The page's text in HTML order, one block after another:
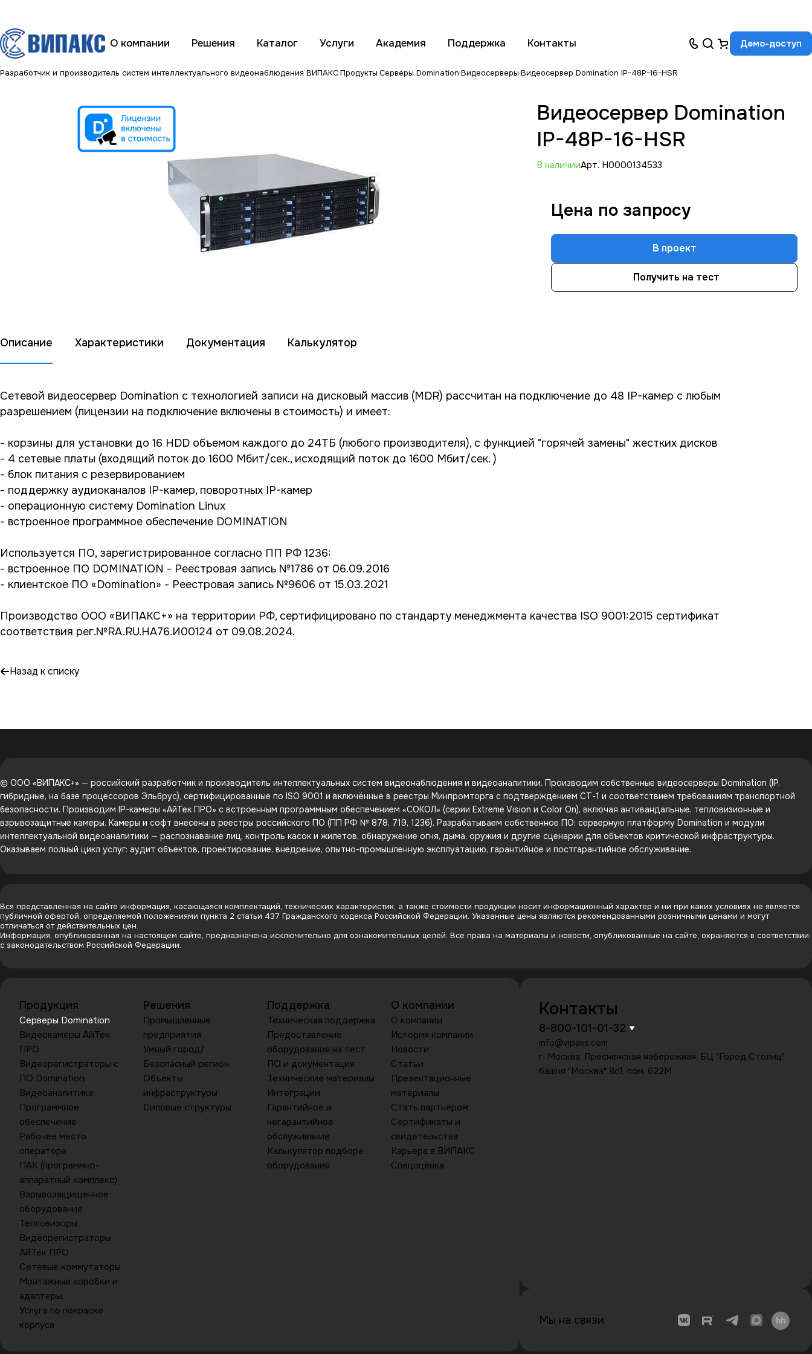
О компании Решения Каталог Услуги Академия Поддержка Контакты Демо-доступ
Разработчик и производитель систем интеллектуального видеонаблюдения ВИПАКСПродукты Серверы Domination Видеосерверы Видеосервер Domination IP-48P-16-HSR
Видеосервер Domination
IP-48P-16-HSR
В наличииАрт. Н0000134533
Цена по запросу
В проект
Получить на тест
Описание Характеристики Документация Калькулятор
Сетевой видеосервер Domination с технологией записи на дисковый массив (MDR) рассчитан на подключение до 48 IP-камер с любым
разрешением (лицензии на подключение включены в стоимость) и имеет:
- корзины для установки до 16 HDD объемом каждого до 24ТБ (любого производителя), с функцией "горячей замены" жестких дисков
- 4 сетевые платы (входящий поток до 1600 Мбит/сек., исходящий поток до 1600 Мбит/сек. )
- блок питания с резервированием
- поддержку аудиоканалов IP-камер, поворотных IP-камер
- операционную систему Domination Linux
- встроенное программное обеспечение DOMINATION
Используется ПО, зарегистрированное согласно ПП РФ 1236:
- встроенное ПО DOMINATION - Реестровая запись №1786 от 06.09.2016
- клиентское ПО «Domination» - Реестровая запись №9606 от 15.03.2021
Производство ООО «ВИПАКС+» на территории РФ, сертифицировано по стандарту менеджмента качества ISO 9001:2015 сертификат
соответствия рег.№RA.RU.HA76.И00124 от 09.08.2024.
Назад к списку
© ООО «ВИПАКС+» — российский разработчик и производитель интеллектуальных систем видеонаблюдения и видеоаналитики. Производим собственные видеосерверы Domination (IP,
гибридные, на базе процессоров Эльбрус), сертифицированные по ISO 9001 и включённые в реестры Минпромторга с подтверждением СТ-1 и соответствием требованиям транспортной
безопасности. Производим IP-камеры «АйТек ПРО» с встроенным программным обеспечением «СОКОЛ» (серии Extreme Vision и Color On), включая антивандальные, тепловизионные и
взрывозащитные камеры. Камеры и софт внесены в реестры российского ПО (ПП РФ № 878, 719, 1236). Разрабатываем собственное ПО: серверную платформу Domination и модули
интеллектуальной видеоаналитики — распознавание лиц, контроль касок и жилетов, обнаружение огня, дыма, оружия и другие сценарии для объектов критической инфраструктуры.
Оказываем полный цикл услуг: аудит объектов, проектирование, внедрение, опытно-промышленную эксплуатацию, гарантийное и постгарантийное обслуживание.
Вся представленная на сайте информация, касающаяся комплектаций, технических характеристик, а также стоимости продукции носит информационный характер и ни при каких условиях не является
публичной офертой, определяемой положениями пункта 2 статьи 437 Гражданского кодекса Российской Федерации. Указанные цены являются рекомендованными розничными ценами и могут
отличаться от действительных цен.
Информация, опубликованная на настоящем сайте, предназначена исключительно для ознакомительных целей. Все права на материалы и новости, опубликованные на сайте, охраняются в соответствии
с законодательством Российской Федерации.
Продукция
Серверы Domination
Видеокамеры АйТек
ПРО
Видеорегистраторы с
ПО Domination
Видеоаналитика
Программное
обеспечение
Рабочее место
оператора
ПАК (программно-
аппаратный комплекс)
Взрывозащищенное
оборудование
Тепловизоры
Видеорегистраторы
АйТек ПРО
Сетевые коммутаторы
Монтажные коробки и
адаптеры
Услуга по покраске
корпуса
Решения
Промышленные
предприятия
Умный город/
Безопасный регион
Объекты
инфраструктуры
Силовые структуры
Поддержка
Техническая поддержка
Предоставление
оборудования на тест
ПО и документация
Технические материалы
Интеграции
Гарантийное и
негарантийное
обслуживание
Калькулятор подбора
оборудования
О компании
О компании
История компании
Новости
Статьи
Презентационные
материалы
Стать партнёром
Сертификаты и
свидетельства
Карьера в ВИПАКС
Спецоценка
Контакты
8-800-101-01-32
info@vipaks.com
г. Москва, Пресненская набережная, БЦ "Город Столиц"
башня "Москва" 8с1, пом. 622М
Мы на связи